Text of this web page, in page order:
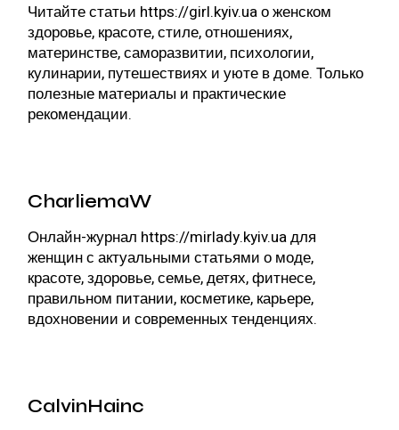
Читайте статьи https://girl.kyiv.uaо женском
здоровье, красоте, стиле, отношениях,
материнстве, саморазвитии, психологии,
кулинарии, путешествиях и уюте в доме. Только
полезные материалы и практические
рекомендации.
CharliemaW
Онлайн-журнал https://mirlady.kyiv.uaдля
женщин с актуальными статьями о моде,
красоте, здоровье, семье, детях, фитнесе,
правильном питании, косметике, карьере,
вдохновении и современных тенденциях.
CalvinHainc